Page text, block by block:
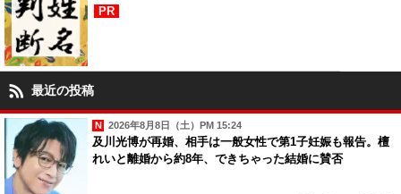
PR
最近の投稿
2026年8月8日（土）PM 15:24
及川光博が再婚、相手は一般女性で第1子妊娠も報告。檀
れいと離婚から約8年、できちゃった結婚に賛否